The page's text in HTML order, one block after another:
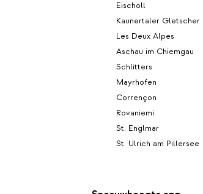
Eischoll
Kaunertaler Gletscher
Les Deux Alpes
Aschau im Chiemgau
Schlitters
Mayrhofen
Corrençon
Rovaniemi
St. Englmar
St. Ulrich am Pillersee